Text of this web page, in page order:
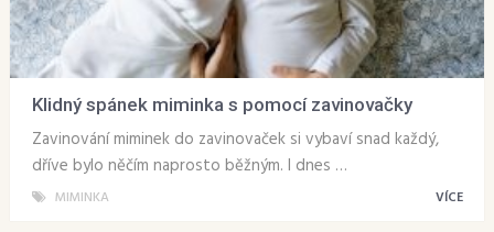
Klidný spánek miminka s pomocí zavinovačky
Zavinování miminek do zavinovaček si vybaví snad každý,
dříve bylo něčím naprosto běžným. I dnes …
MIMINKA VÍCE